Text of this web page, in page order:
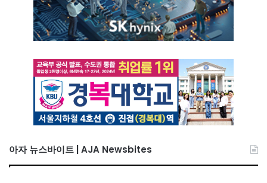
아자 뉴스바이트 | AJA Newsbites